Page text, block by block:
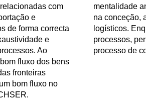
com
e
de forma correcta
e
Ao
fluxo dos bens
fronteiras
bom fluxo no
mentalidade
na conceção,
logísticos.
processos,
processo de